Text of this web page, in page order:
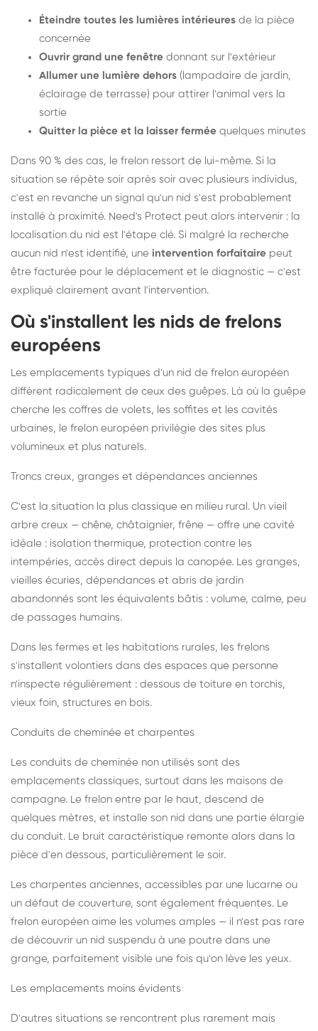
Éteindre toutes les lumières intérieures de la pièce
concernée
Ouvrir grand une fenêtre donnant sur l'extérieur
Allumer une lumière dehors (lampadaire de jardin,
éclairage de terrasse) pour attirer l'animal vers la
sortie
Quitter la pièce et la laisser fermée quelques minutes
Dans 90 % des cas, le frelon ressort de lui-même. Si la
situation se répète soir après soir avec plusieurs individus,
c'est en revanche un signal qu'un nid s'est probablement
installé à proximité. Need's Protect peut alors intervenir : la
localisation du nid est l'étape clé. Si malgré la recherche
aucun nid n'est identifié, une intervention forfaitaire peut
être facturée pour le déplacement et le diagnostic — c'est
expliqué clairement avant l'intervention.
Où s'installent les nids de frelons
européens
Les emplacements typiques d'un nid de frelon européen
diffèrent radicalement de ceux des guêpes. Là où la guêpe
cherche les coffres de volets, les soffites et les cavités
urbaines, le frelon européen privilégie des sites plus
volumineux et plus naturels.
Troncs creux, granges et dépendances anciennes
C'est la situation la plus classique en milieu rural. Un vieil
arbre creux — chêne, châtaignier, frêne — offre une cavité
idéale : isolation thermique, protection contre les
intempéries, accès direct depuis la canopée. Les granges,
vieilles écuries, dépendances et abris de jardin
abandonnés sont les équivalents bâtis : volume, calme, peu
de passages humains.
Dans les fermes et les habitations rurales, les frelons
s'installent volontiers dans des espaces que personne
n'inspecte régulièrement : dessous de toiture en torchis,
vieux foin, structures en bois.
Conduits de cheminée et charpentes
Les conduits de cheminée non utilisés sont des
emplacements classiques, surtout dans les maisons de
campagne. Le frelon entre par le haut, descend de
quelques mètres, et installe son nid dans une partie élargie
du conduit. Le bruit caractéristique remonte alors dans la
pièce d'en dessous, particulièrement le soir.
Les charpentes anciennes, accessibles par une lucarne ou
un défaut de couverture, sont également fréquentes. Le
frelon européen aime les volumes amples — il n'est pas rare
de découvrir un nid suspendu à une poutre dans une
grange, parfaitement visible une fois qu'on lève les yeux.
Les emplacements moins évidents
D'autres situations se rencontrent plus rarement mais